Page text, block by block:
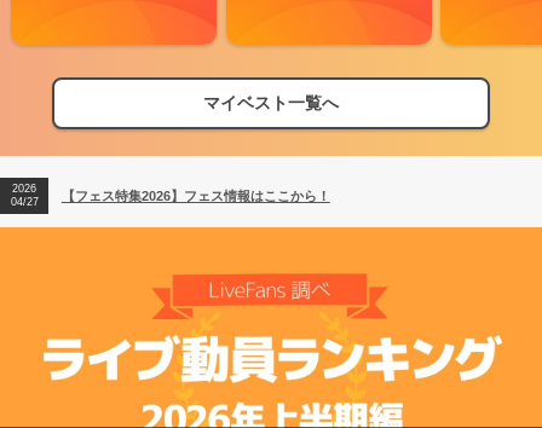
マイベスト一覧へ
【フェス特集2026】フェス情報はここから！
【ライブ動員ランキング】2026年上半期編発表！
2026
04/27
【フェス特集2026】フェス情報はここから！
2026